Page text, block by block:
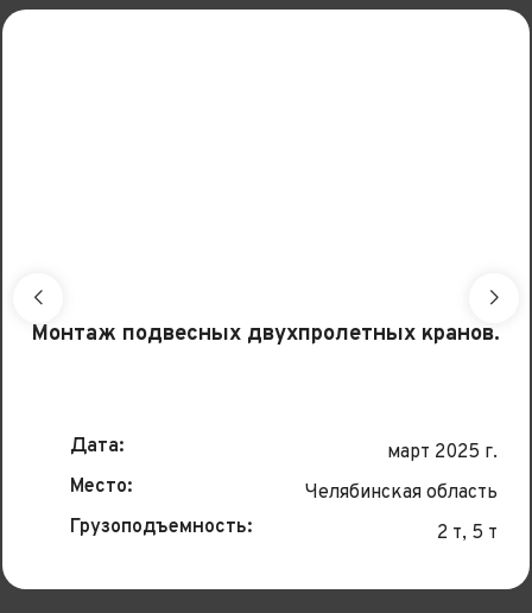
Монтаж подвесных двухпролетных кранов.
Дата:
март 2025 г.
Место:
Челябинская область
Грузоподъемность:
2 т, 5 т